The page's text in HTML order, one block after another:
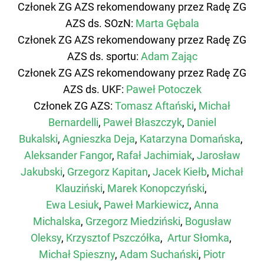
Członek ZG AZS rekomendowany przez Radę ZG
AZS ds. SOzN: Marta Gębala
Członek ZG AZS rekomendowany przez Radę ZG
AZS ds. sportu: Adam Zając
Członek ZG AZS rekomendowany przez Radę ZG
AZS ds. UKF: Paweł Potoczek
Członek ZG AZS: Tomasz Aftański, Michał
Bernardelli, Paweł Błaszczyk, Daniel
Bukalski, Agnieszka Deja, Katarzyna Domańska,
Aleksander Fangor, Rafał Jachimiak, Jarosław
Jakubski, Grzegorz Kapitan, Jacek Kiełb, Michał
Klauziński, Marek Konopczyński,
Ewa Lesiuk, Paweł Markiewicz, Anna
Michalska, Grzegorz Miedziński, Bogusław
Oleksy, Krzysztof Pszczółka, Artur Słomka,
Michał Spieszny, Adam Suchański, Piotr